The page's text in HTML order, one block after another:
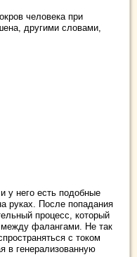
человека при
другими словами,
у него есть подобные
руках. После попадания
процесс, который
между фалангами. Не так
с током
в генерализованную